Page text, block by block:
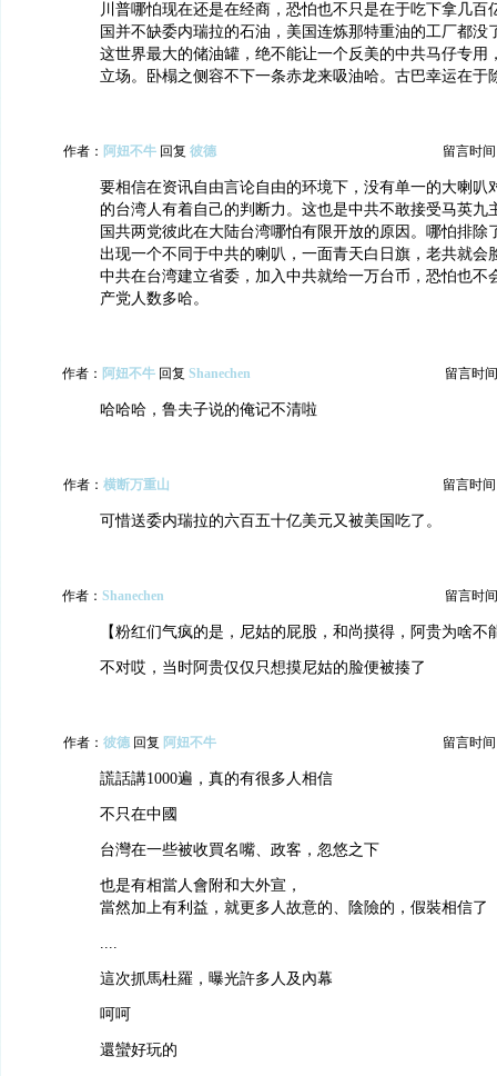
川普哪怕现在还是在经商，恐怕也不只是在于吃下拿几百
国并不缺委内瑞拉的石油，美国连炼那特重油的工厂都没
这世界最大的储油罐，绝不能让一个反美的中共马仔专用
立场。卧榻之侧容不下一条赤龙来吸油哈。古巴幸运在于
作者： 阿妞不牛 回复 彼德 留言时间
要相信在资讯自由言论自由的环境下，没有单一的大喇叭
的台湾人有着自己的判断力。这也是中共不敢接受马英九
国共两党彼此在大陆台湾哪怕有限开放的原因。哪怕排除
出现一个不同于中共的喇叭，一面青天白日旗，老共就会
中共在台湾建立省委，加入中共就给一万台币，恐怕也不
产党人数多哈。
作者： 阿妞不牛 回复 Shanechen 留言时
哈哈哈，鲁夫子说的俺记不清啦
作者： 横断万重山 留言时间
可惜送委内瑞拉的六百五十亿美元又被美国吃了。
作者： Shanechen 留言时
【粉红们气疯的是，尼姑的屁股，和尚摸得，阿贵为啥不
不对哎，当时阿贵仅仅只想摸尼姑的脸便被揍了
作者： 彼德 回复 阿妞不牛 留言时间
謊話講1000遍，真的有很多人相信
不只在中國
台灣在一些被收買名嘴、政客，忽悠之下
也是有相當人會附和大外宣，
當然加上有利益，就更多人故意的、陰險的，假裝相信了
....
這次抓馬杜羅，曝光許多人及內幕
呵呵
還蠻好玩的